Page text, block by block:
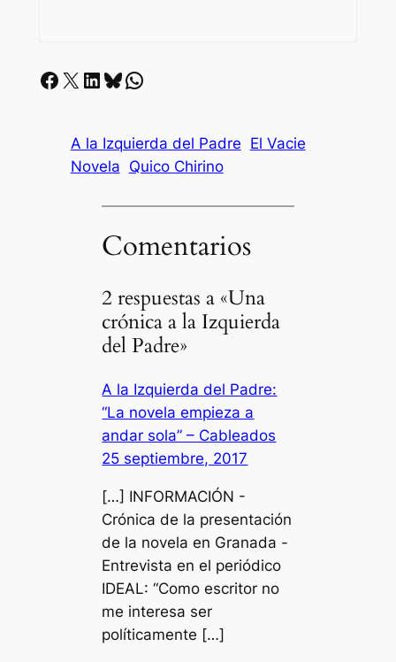
Facebook X LinkedIn Bluesky Whatsapp
A la Izquierda del Padre El Vacie
Novela Quico Chirino
Comentarios
2 respuestas a «Una
crónica a la Izquierda
del Padre»
A la Izquierda del Padre:
“La novela empieza a
andar sola” – Cableados
25 septiembre, 2017
[…] INFORMACIÓN -
Crónica de la presentación
de la novela en Granada -
Entrevista en el periódico
IDEAL: “Como escritor no
me interesa ser
políticamente […]